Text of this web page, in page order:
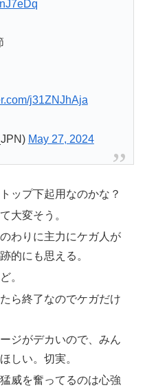
j31ZNJhAja
May 27, 2024
ップ下起用なのかな？
大変そう。
わりに主力にケガ人が
的にも思える。
。
ら終了なのでケガだけ
ジがデカいので、みん
しい。切実。
威を奮ってるのは心強